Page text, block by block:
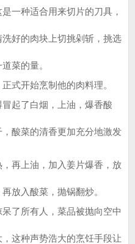
种适合用来切片的刀具，
好的肉块上切挑剁斩，挑选
菜的量。
开始烹制他的肉料理。
起了白烟，上油，爆香酸
酸菜的清香更加充分地激发
再上油，加入姜片爆香，放
放入酸菜，抛锅翻炒。
了所有人，菜品被抛向空中
这种声势浩大的烹饪手段让